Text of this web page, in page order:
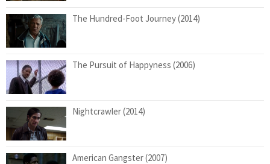
The Hundred-Foot Journey (2014)
The Pursuit of Happyness (2006)
Nightcrawler (2014)
American Gangster (2007)